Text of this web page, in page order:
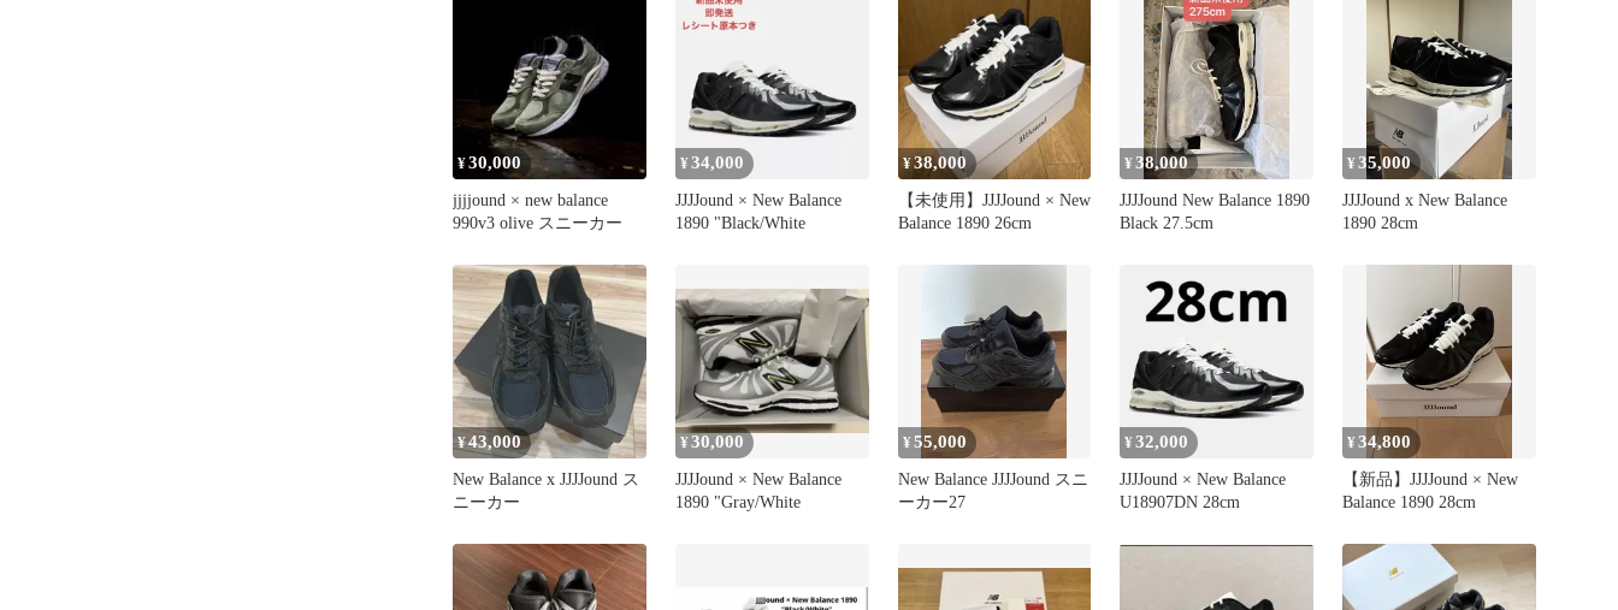
¥30,000
jjjjound × new balance
990v3 olive スニーカー
¥34,000
JJJJound × New Balance
1890 "Black/White
¥38,000
【未使用】JJJJound × New
Balance 1890 26cm
¥38,000
JJJJound New Balance 1890
Black 27.5cm
¥35,000
JJJJound x New Balance
1890 28cm
¥43,000
New Balance x JJJJound ス
ニーカー
¥30,000
JJJJound × New Balance
1890 "Gray/White
¥55,000
New Balance JJJJound スニ
ーカー27
¥32,000
JJJJound × New Balance
U18907DN 28cm
¥34,800
【新品】JJJJound × New
Balance 1890 28cm